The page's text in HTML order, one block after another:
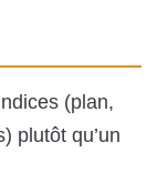
(plan,
plutôt qu’un